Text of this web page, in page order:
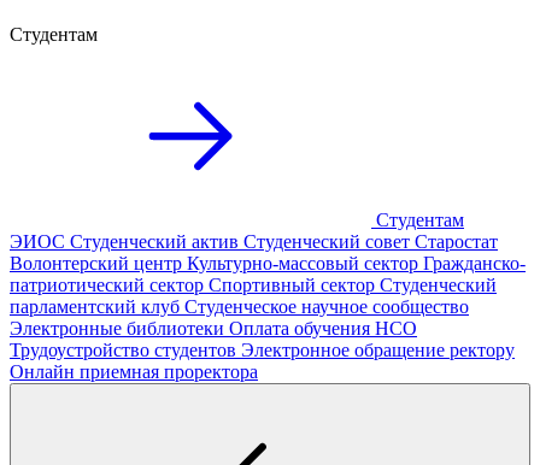
Студентам
Студентам
ЭИОС Студенческий актив Студенческий совет Старостат
Волонтерский центр Культурно-массовый сектор Гражданско-
патриотический сектор Спортивный сектор Студенческий
парламентский клуб Студенческое научное сообщество
Электронные библиотеки Оплата обучения НСО
Трудоустройство студентов Электронное обращение ректору
Онлайн приемная проректора